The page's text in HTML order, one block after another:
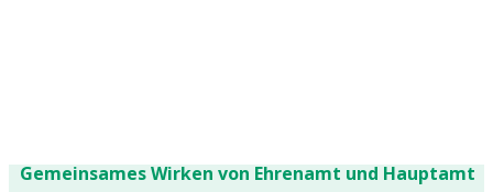
Gemeinsames Wirken von Ehrenamt und Hauptamt